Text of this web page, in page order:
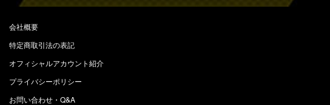
会社概要
特定商取引法の表記
オフィシャルアカウント紹介
プライバシーポリシー
お問い合わせ・Q&A